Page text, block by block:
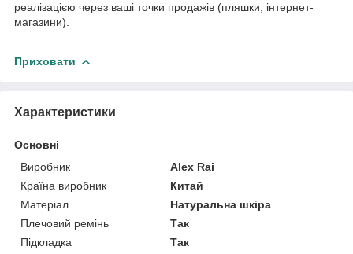
реалізацією через ваші точки продажів (пляшки, інтернет-
магазини).
Приховати
Характеристики
Основні
Виробник
Alex Rai
Країна виробник
Китай
Матеріал
Натуральна шкіра
Плечовий ремінь
Так
Підкладка
Так